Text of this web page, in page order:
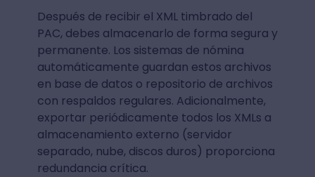
Después de recibir el XML timbrado del
PAC, debes almacenarlo de forma segura y
permanente. Los sistemas de nómina
automáticamente guardan estos archivos
en base de datos o repositorio de archivos
con respaldos regulares. Adicionalmente,
exportar periódicamente todos los XMLs a
almacenamiento externo (servidor
separado, nube, discos duros) proporciona
redundancia crítica.